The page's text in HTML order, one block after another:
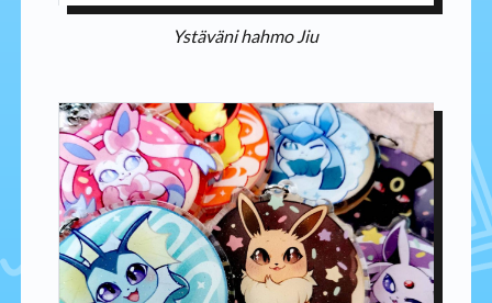
Ystäväni hahmo Jiu